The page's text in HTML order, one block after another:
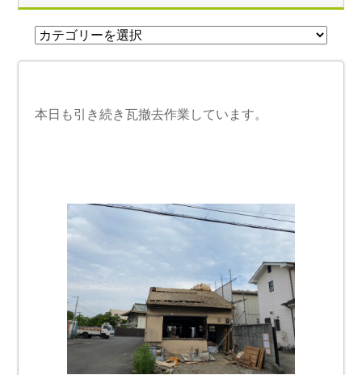
本日も引き続き瓦撤去作業しています。